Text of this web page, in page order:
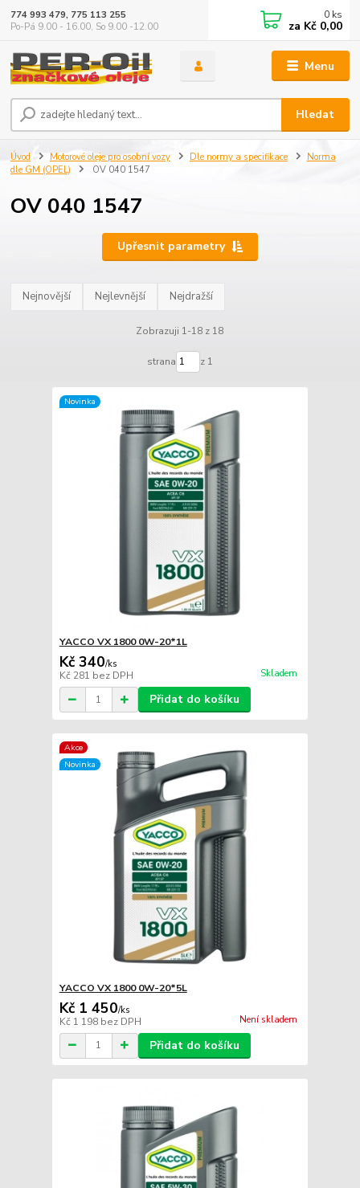
Menu
Hledat
774 993 479, 775 113 255
Po-Pá 9.00 - 16.00, So 9.00 -12.00
0 ks
za Kč 0,00
Úvod Motorové oleje pro osobní vozy Dle normy a specifikace
Norma
dle GM (OPEL)
OV 040 1547
OV 040 1547
Upřesnit parametry
Nejnovější Nejlevnější Nejdražší
Zobrazuji 1-18 z 18
strana z 1
Novinka
YACCO VX 1800 0W-20*1L
Kč 340/ks
Kč 281 bez DPH Skladem
Přidat do košíku
Akce
Novinka
YACCO VX 1800 0W-20*5L
Kč 1 450/ks
Kč 1 198 bez DPH Není skladem
Přidat do košíku